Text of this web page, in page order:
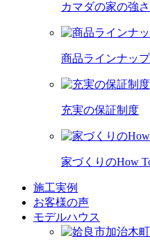
カマダの家の強
商品ラインナップ
充実の保証制度
家づくりのHow
施工実例
お客様の声
モデルハウス